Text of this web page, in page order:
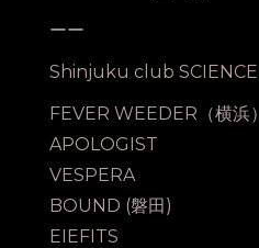
ーー
Shinjuku club SCIENCE
FEVER WEEDER（横浜）
APOLOGIST
VESPERA
BOUND (磐田)
EIEFITS